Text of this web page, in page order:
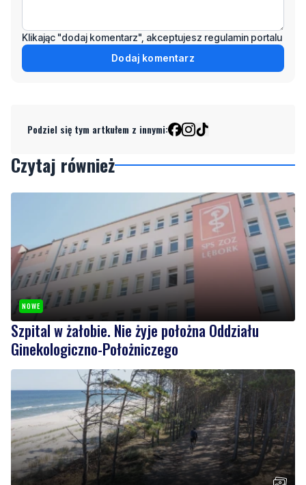
Klikając "dodaj komentarz", akceptujesz regulamin portalu
Dodaj komentarz
Podziel się tym artkułem z innymi:
Czytaj również
NOWE
Szpital w żałobie. Nie żyje położna Oddziału
Ginekologiczno-Położniczego